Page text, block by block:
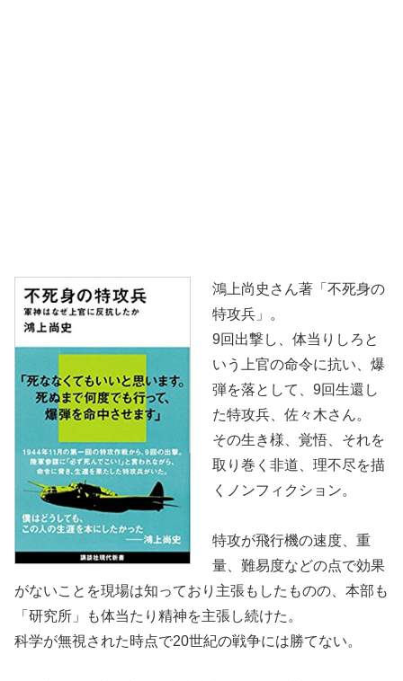
鴻上尚史さん著「不死身の
特攻兵」。
9回出撃し、体当りしろと
いう上官の命令に抗い、爆
弾を落として、9回生還し
た特攻兵、佐々木さん。
その生き様、覚悟、それを
取り巻く非道、理不尽を描
くノンフィクション。
特攻が飛行機の速度、重
量、難易度などの点で効果
がないことを現場は知っており主張もしたものの、本部も
「研究所」も体当たり精神を主張し続けた。
科学が無視された時点で20世紀の戦争には勝てない。